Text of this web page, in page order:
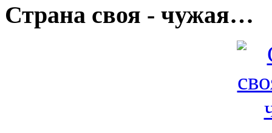
Страна своя - чужая…